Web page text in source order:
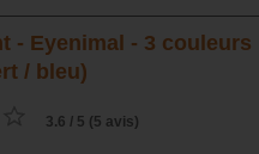
- Eyenimal - 3 couleurs
/ bleu)
3.6 / 5 (5 avis)